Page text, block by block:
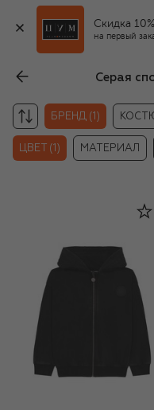
Скидка 10%
на первый
БРЕНД (1)
ЦВЕТ (1) МАТЕРИАЛ